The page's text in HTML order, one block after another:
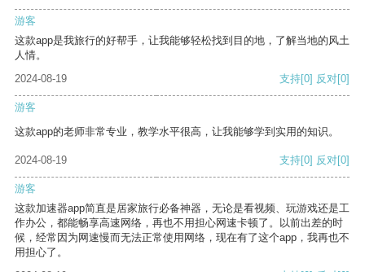
游客
这款app是我旅行的好帮手，让我能够轻松找到目的地，了解当地的风土
人情。
2024-08-19
支持[0] 反对[0]
游客
这款app的老师非常专业，教学水平很高，让我能够学到实用的知识。
2024-08-19 支持[0] 反对[0]
游客
这款加速器app简直是居家旅行必备神器，无论是看视频、玩游戏还是工
作办公，都能畅享高速网络，再也不用担心网速卡顿了。以前出差的时
候，经常因为网速慢而无法正常使用网络，现在有了这个app，我再也不
用担心了。